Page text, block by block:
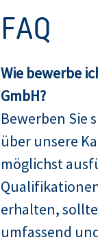
FAQ
Wie bewerbe
GmbH?
Bewerben Sie
über unsere
möglichst
erhalten,
umfassend